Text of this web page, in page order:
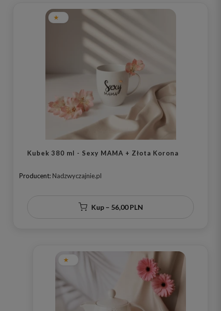
Kubek 380 ml - Sexy MAMA + Złota Korona
Producent: Nadzwyczajnie.pl
Kup – 56,00 PLN